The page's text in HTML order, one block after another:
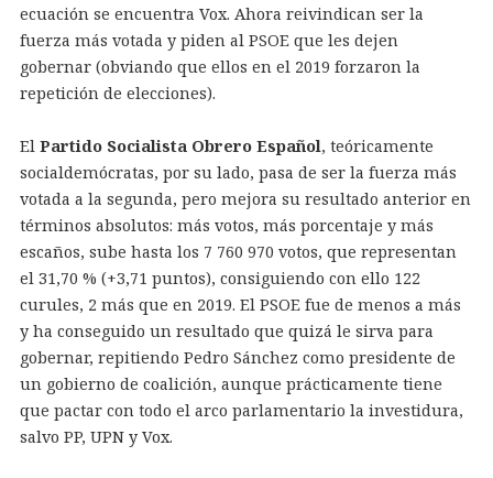
ecuación se encuentra Vox. Ahora reivindican ser la
fuerza más votada y piden al PSOE que les dejen
gobernar (obviando que ellos en el 2019 forzaron la
repetición de elecciones).
El Partido Socialista Obrero Español, teóricamente
socialdemócratas, por su lado, pasa de ser la fuerza más
votada a la segunda, pero mejora su resultado anterior en
términos absolutos: más votos, más porcentaje y más
escaños, sube hasta los 7 760 970 votos, que representan
el 31,70 % (+3,71 puntos), consiguiendo con ello 122
curules, 2 más que en 2019. El PSOE fue de menos a más
y ha conseguido un resultado que quizá le sirva para
gobernar, repitiendo Pedro Sánchez como presidente de
un gobierno de coalición, aunque prácticamente tiene
que pactar con todo el arco parlamentario la investidura,
salvo PP, UPN y Vox.